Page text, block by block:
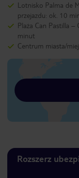
Lotnisko Palma de
przejazdu: ok. 10
Plaża Can Pastilla –
minut
Centrum miasta/
Rozszerz